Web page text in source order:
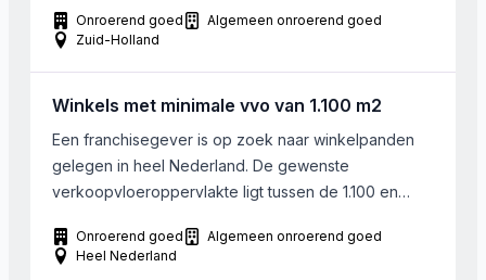
Onroerend goed
Algemeen onroerend goed
Zuid-Holland
Winkels met minimale vvo van 1.100 m2
Een franchisegever is op zoek naar winkelpanden
gelegen in heel Nederland. De gewenste
verkoopvloeroppervlakte ligt tussen de 1.100 en
C locaties op een bedrijventerrein. Voor de deur
dienen minimaal 30 parkeerplaatsen aanwezig te
Onroerend goed
Algemeen onroerend goed
Heel Nederland